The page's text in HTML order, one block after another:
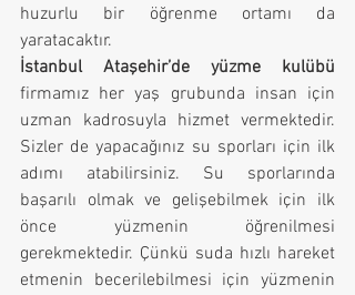
huzurlu bir öğrenme ortamı da
yaratacaktır.
İstanbul Ataşehir’de yüzme kulübü
firmamız her yaş grubunda insan için
uzman kadrosuyla hizmet vermektedir.
Sizler de yapacağınız su sporları için ilk
adımı atabilirsiniz. Su sporlarında
başarılı olmak ve gelişebilmek için ilk
önce yüzmenin öğrenilmesi
gerekmektedir. Çünkü suda hızlı hareket
etmenin becerilebilmesi için yüzmenin